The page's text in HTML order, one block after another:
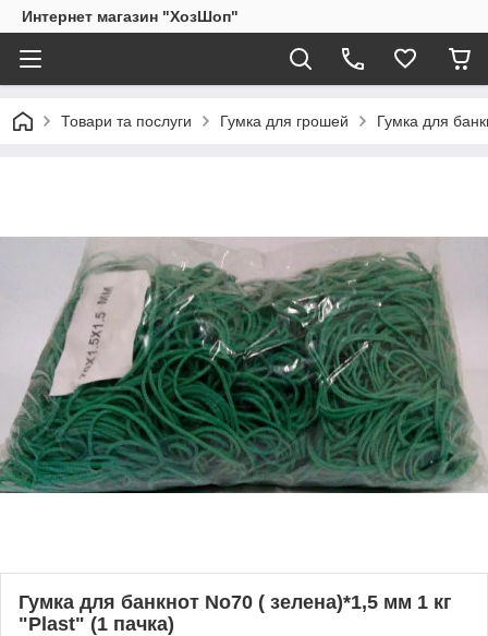
Интернет магазин "ХозШоп"
Товари та послуги Гумка для грошей Гумка для
Гумка для банкнот No70 ( зелена)*1,5 мм 1 кг
"Plast" (1 пачка)